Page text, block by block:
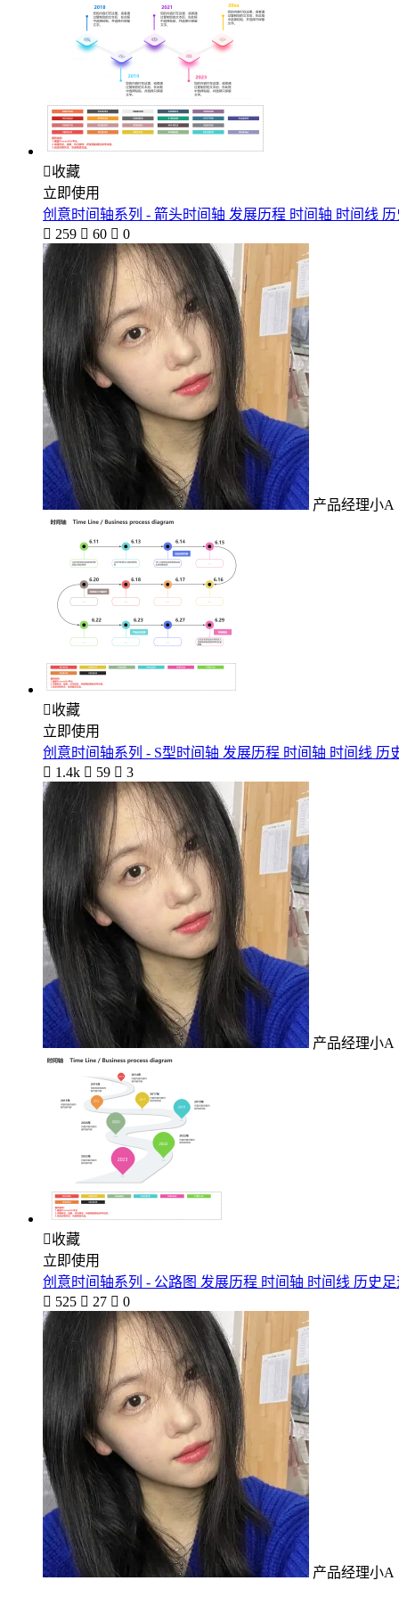
收藏
立即使用
创意时间轴系列 - 箭头时间轴 发展历程 时间轴 时间线
 259  60  0
产品经理小A
收藏
立即使用
创意时间轴系列 - S型时间轴 发展历程 时间轴 时间线 历
 1.4k  59  3
产品经理小A
收藏
立即使用
创意时间轴系列 - 公路图 发展历程 时间轴 时间线 历史
 525  27  0
产品经理小A